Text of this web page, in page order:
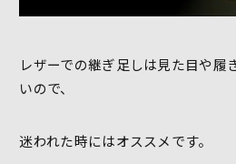
レザーでの継ぎ足しは見た目や履
いので、
迷われた時にはオススメです。